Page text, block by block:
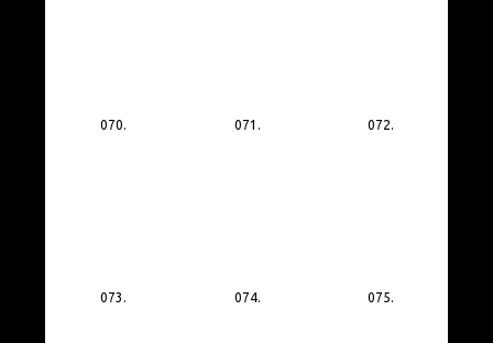
070. 071. 072.
073. 074. 075.